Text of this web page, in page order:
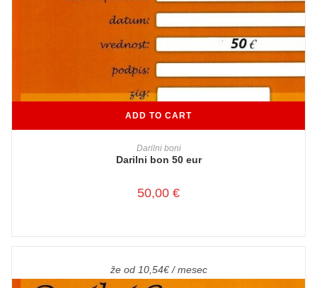
ADD TO CART
Darilni boni
Darilni bon 50 eur
50,00 €
že od 10,54€ / mesec